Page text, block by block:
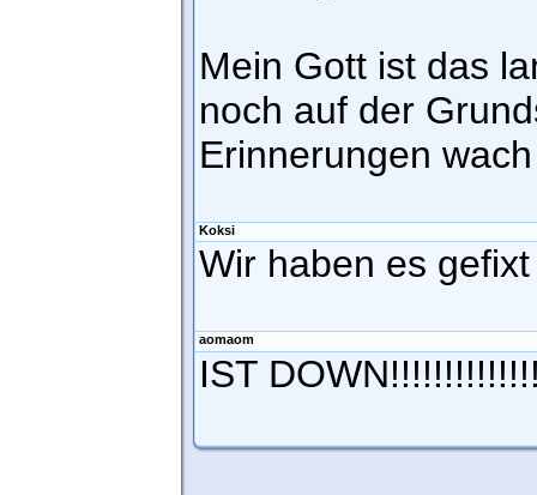
Mein Gott ist das
noch auf der
Erinnerungen
Koksi
Wir haben es
aomaom
IST